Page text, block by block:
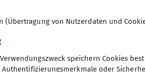
Gruppen, eine Gruppe
und finden bei der
(Übertragung von Nutzerdaten und
speichern Cookies
oder